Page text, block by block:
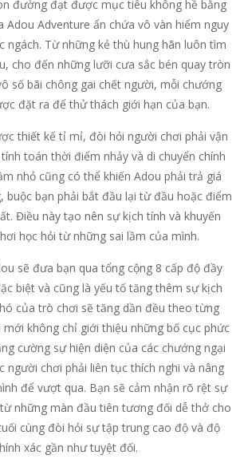
đường đạt được mục tiêu không hề bằng
Adou Adventure ẩn chứa vô vàn hiểm nguy
ngách. Từ những kẻ thù hung hãn luôn tìm
cho đến những lưỡi cưa sắc bén quay tròn
số bãi chông gai chết người, mỗi chướng
đặt ra để thử thách giới hạn của bạn.
thiết kế tỉ mỉ, đòi hỏi người chơi phải vận
toán thời điểm nhảy và di chuyển chính
nhỏ cũng có thể khiến Adou phải trả giá
buộc bạn phải bắt đầu lại từ đầu hoặc điểm
Điều này tạo nên sự kịch tính và khuyến
học hỏi từ những sai lầm của mình.
sẽ đưa bạn qua tổng cộng 8 cấp độ đầy
biệt và cũng là yếu tố tăng thêm sự kịch
của trò chơi sẽ tăng dần đều theo từng
không chỉ giới thiệu những bố cục phức
cường sự hiện diện của các chướng ngại
người chơi phải liên tục thích nghi và nâng
để vượt qua. Bạn sẽ cảm nhận rõ rệt sự
những màn đầu tiên tương đối dễ thở cho
cùng đòi hỏi sự tập trung cao độ và độ
xác gần như tuyệt đối.